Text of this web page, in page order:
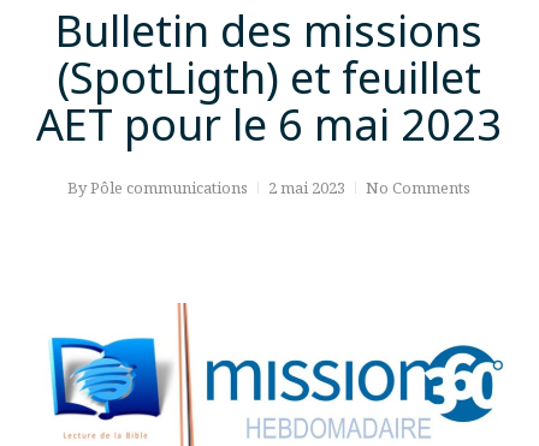
Bulletin des missions
(SpotLigth) et feuillet
AET pour le 6 mai 2023
ByPôle communications 2 mai 2023 No Comments